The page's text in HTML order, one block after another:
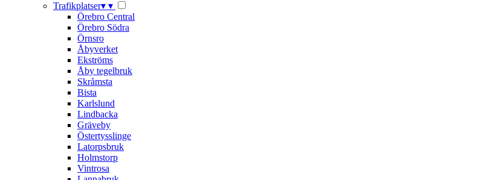
Trafikplatser▾ ▾
Örebro Central
Örebro Södra
Örnsro
Åbyverket
Ekströms
Åby tegelbruk
Skråmsta
Bista
Karlslund
Lindbacka
Gräveby
Östertysslinge
Latorpsbruk
Holmstorp
Vintrosa